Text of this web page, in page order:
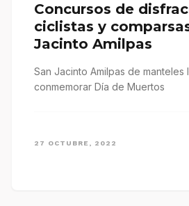
Concursos de
ciclistas y
Jacinto Amilpas
San Jacinto Amilpas de manteles
conmemorar Día de Muertos
27 OCTUBRE, 2022